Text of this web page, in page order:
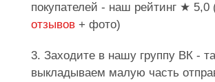
покупателей - наш рейтинг ★ 5,0
отзывов + фото)
3. Заходите в нашу группу ВК -
выкладываем малую часть